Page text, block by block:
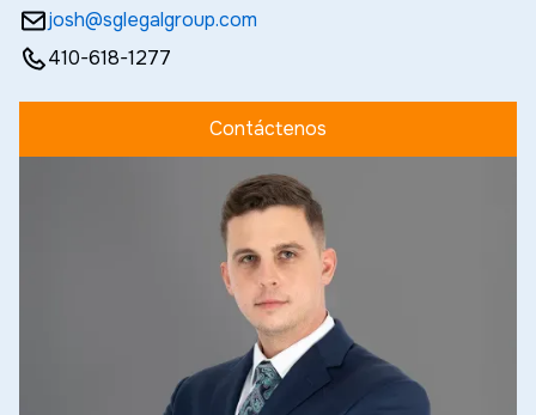
josh@sglegalgroup.com
410-618-1277
Contáctenos